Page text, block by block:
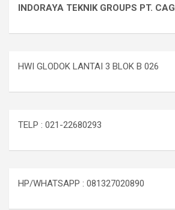
INDORAYA TEKNIK GROUPS PT. CAG
HWI GLODOK LANTAI 3 BLOK B 026
TELP : 021-22680293
HP/WHATSAPP : 081327020890